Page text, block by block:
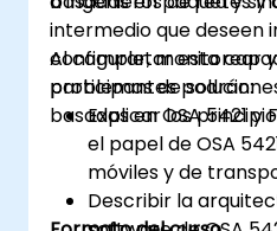
intermedio que deseen
configurar, monitorear
problemas de
basadas en OSA 5421 y
Al completar esta
participantes podrán:
Explicar los
el papel de OSA
móviles y de
Describir la